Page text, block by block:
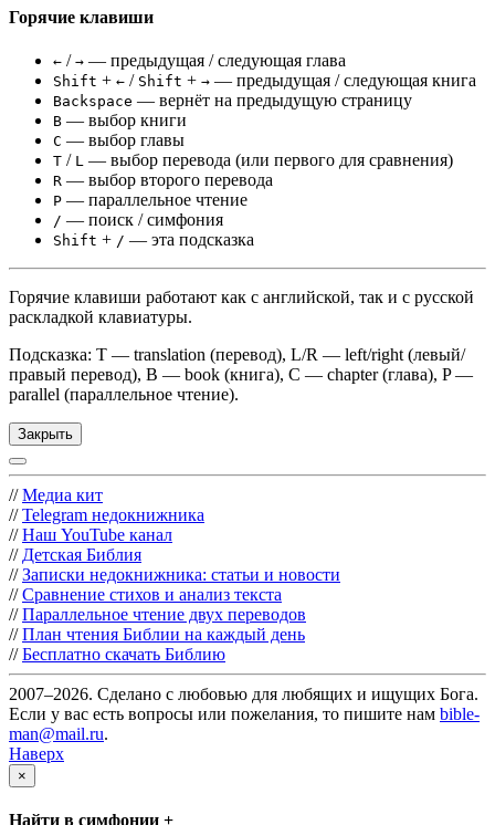
Горячие клавиши
← / → — предыдущая / следующая глава
Shift + ← / Shift + → — предыдущая / следующая книга
Backspace — вернёт на предыдущую страницу
B — выбор книги
C — выбор главы
T / L — выбор перевода (или первого для сравнения)
R — выбор второго перевода
P — параллельное чтение
/ — поиск / симфония
Shift + / — эта подсказка
Горячие клавиши работают как с английской, так и с русской
раскладкой клавиатуры.
Подсказка: T — translation (перевод), L/R — left/right (левый/
правый перевод), B — book (книга), C — chapter (глава), P —
parallel (параллельное чтение).
Закрыть
// Медиа кит
// Telegram недокнижника
// Наш YouTube канал
// Детская Библия
// Записки недокнижника: статьи и новости
// Сравнение стихов и анализ текста
// Параллельное чтение двух переводов
// План чтения Библии на каждый день
// Бесплатно скачать Библию
2007–2026. Сделано с любовью для любящих и ищущих Бога.
Если у вас есть вопросы или пожелания, то пишите нам bible-
man@mail.ru.
Наверх
×
Найти в симфонии +